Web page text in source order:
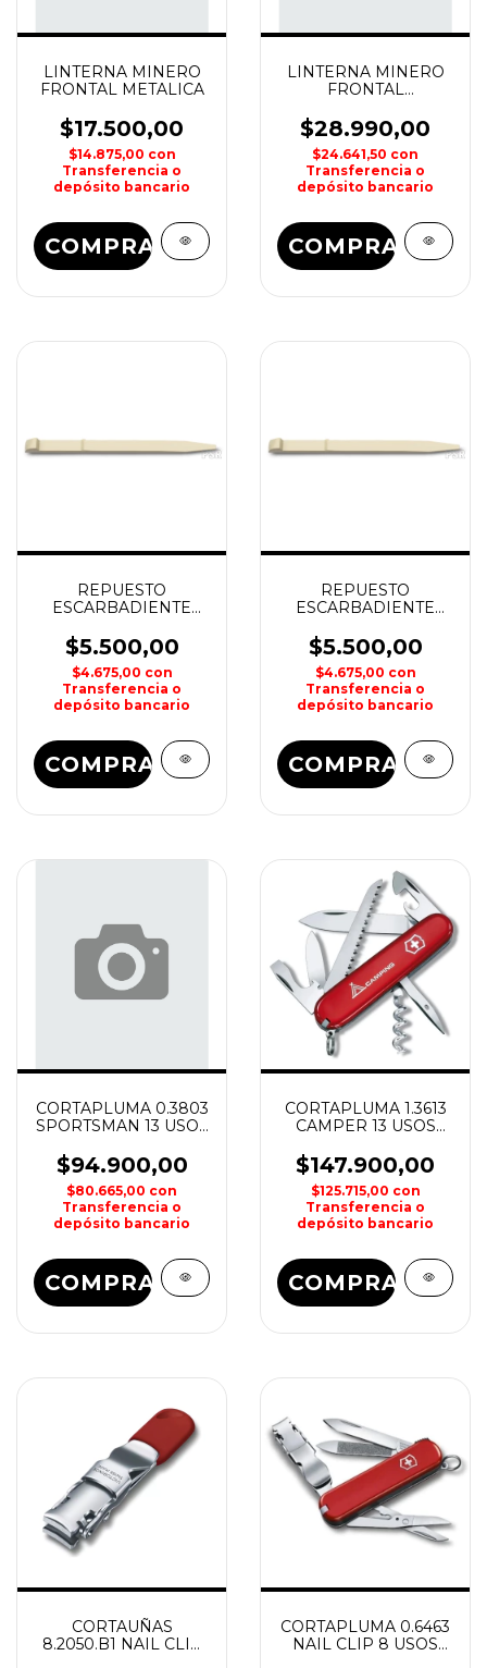
LINTERNA MINERO
FRONTAL METALICA
$17.500,00
$14.875,00 con
Transferencia o
depósito bancario
LINTERNA MINERO
FRONTAL
$28.990,00
$24.641,50 con
Transferencia o
depósito bancario
COMPRAR
REPUESTO
ESCARBADIENTE
VICTORINOX
$5.500,00
$4.675,00 con
Transferencia o
depósito bancario
REPUESTO
ESCARBADIENTE
VICTORINOX
$5.500,00
$4.675,00 con
Transferencia o
depósito bancario
CORTAPLUMA 0.3803
SPORTSMAN 13 USOS
$94.900,00
$80.665,00 con
Transferencia o
depósito bancario
COMPRAR
CORTAPLUMA 1.3613
CAMPER 13 USOS
$147.900,00
$125.715,00 con
Transferencia o
depósito bancario
COMPRAR
CORTAUÑAS
8.2050.B1 NAIL CLIP
CORTAPLUMA 0.6463
NAIL CLIP 8 USOS